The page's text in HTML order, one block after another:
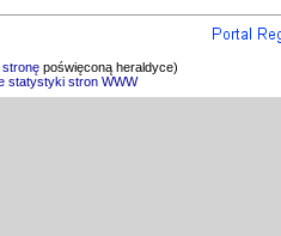
stronę poświęconą heraldyce)